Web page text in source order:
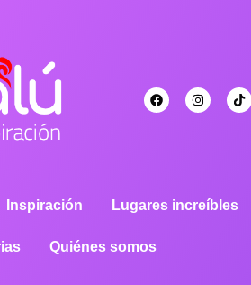
Inspiración Lugares increíbles
Quiénes somos